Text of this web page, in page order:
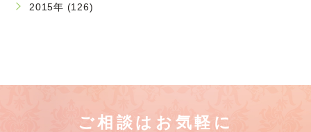
2015年 (126)
ご相談はお気軽に